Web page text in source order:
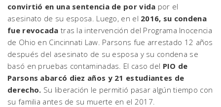
convirtió en una sentencia de por vida por el
asesinato de su esposa. Luego, en el 2016, su condena
fue revocada tras la intervención del Programa Inocencia
de Ohio en Cincinnati Law. Parsons fue arrestado 12 años
después del asesinato de su esposa y su condena se
basó en pruebas contaminadas. El caso del PIO de
Parsons abarcó diez años y 21 estudiantes de
derecho. Su liberación le permitió pasar algún tiempo con
su familia antes de su muerte en el 2017.